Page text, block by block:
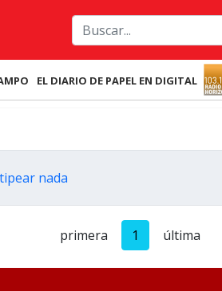
EL DIARIO DE PAPEL EN DIGITAL
nada
primera 1 última